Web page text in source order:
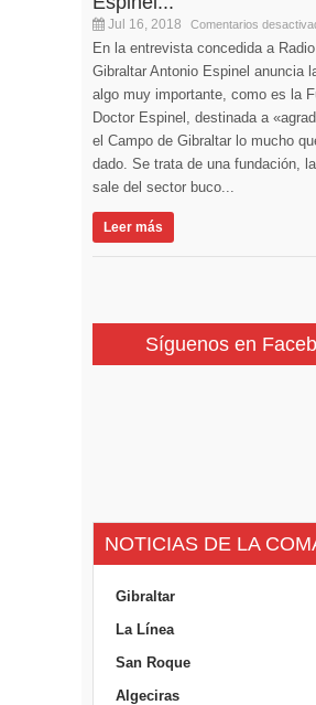
Jul 16, 2018 Comentarios
En la entrevista concedida a
Gibraltar Antonio Espinel anuncia
algo muy importante, como es la
Doctor Espinel, destinada a
el Campo de Gibraltar lo mucho
dado. Se trata de una fundación,
sale del sector buco...
Leer más
Síguenos en
NOTICIAS DE LA
Gibraltar
La Línea
San Roque
Algeciras